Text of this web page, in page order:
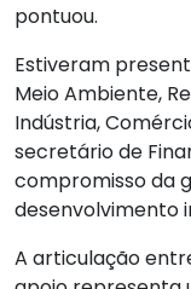
pontuou.
Estiveram
Meio Ambiente,
Indústria,
secretário de
compromisso da
desenvolvimento
A articulação